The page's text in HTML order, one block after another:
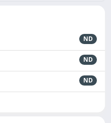
ND
ND
ND